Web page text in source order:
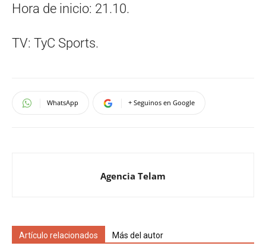
Hora de inicio: 21.10.
TV: TyC Sports.
WhatsApp + Seguinos en Google
Agencia Telam
Artículo relacionados Más del autor